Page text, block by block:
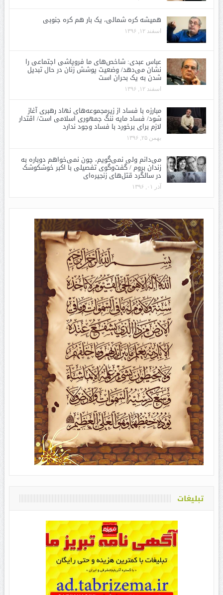
همیشه کره شمالی، یک بار هم کره جنوبی
اسفند ۱۲, ۱۳۹۶
عباس عبدی: شاخص‌های ما فروپاشی اجتماعی را
نشان می‌دهد/ وضعیت پوشش زنان در حال تبدیل
شدن به یک بحران است
اسفند ۱۲, ۱۳۹۶
مبارزه با فساد از زیرمجموعه‌های نهاد رهبری آغاز
شود/ فساد مایه ننگ جمهوری اسلامی است/ اقتدار
لازم برای برخورد با فساد وجود ندارد
بهمن ۲۵, ۱۳۹۶
می‌دانم ولی نمی‌گویم، چون نمی‌خواهم دوباره به
زندان بروم / گفت‌وگوی تفصیلی با اکبر خوشکوشک
در سالگرد قتل‌های زنجیره‌ای
آذر ۰۱, ۱۳۹۶
تبلیغات